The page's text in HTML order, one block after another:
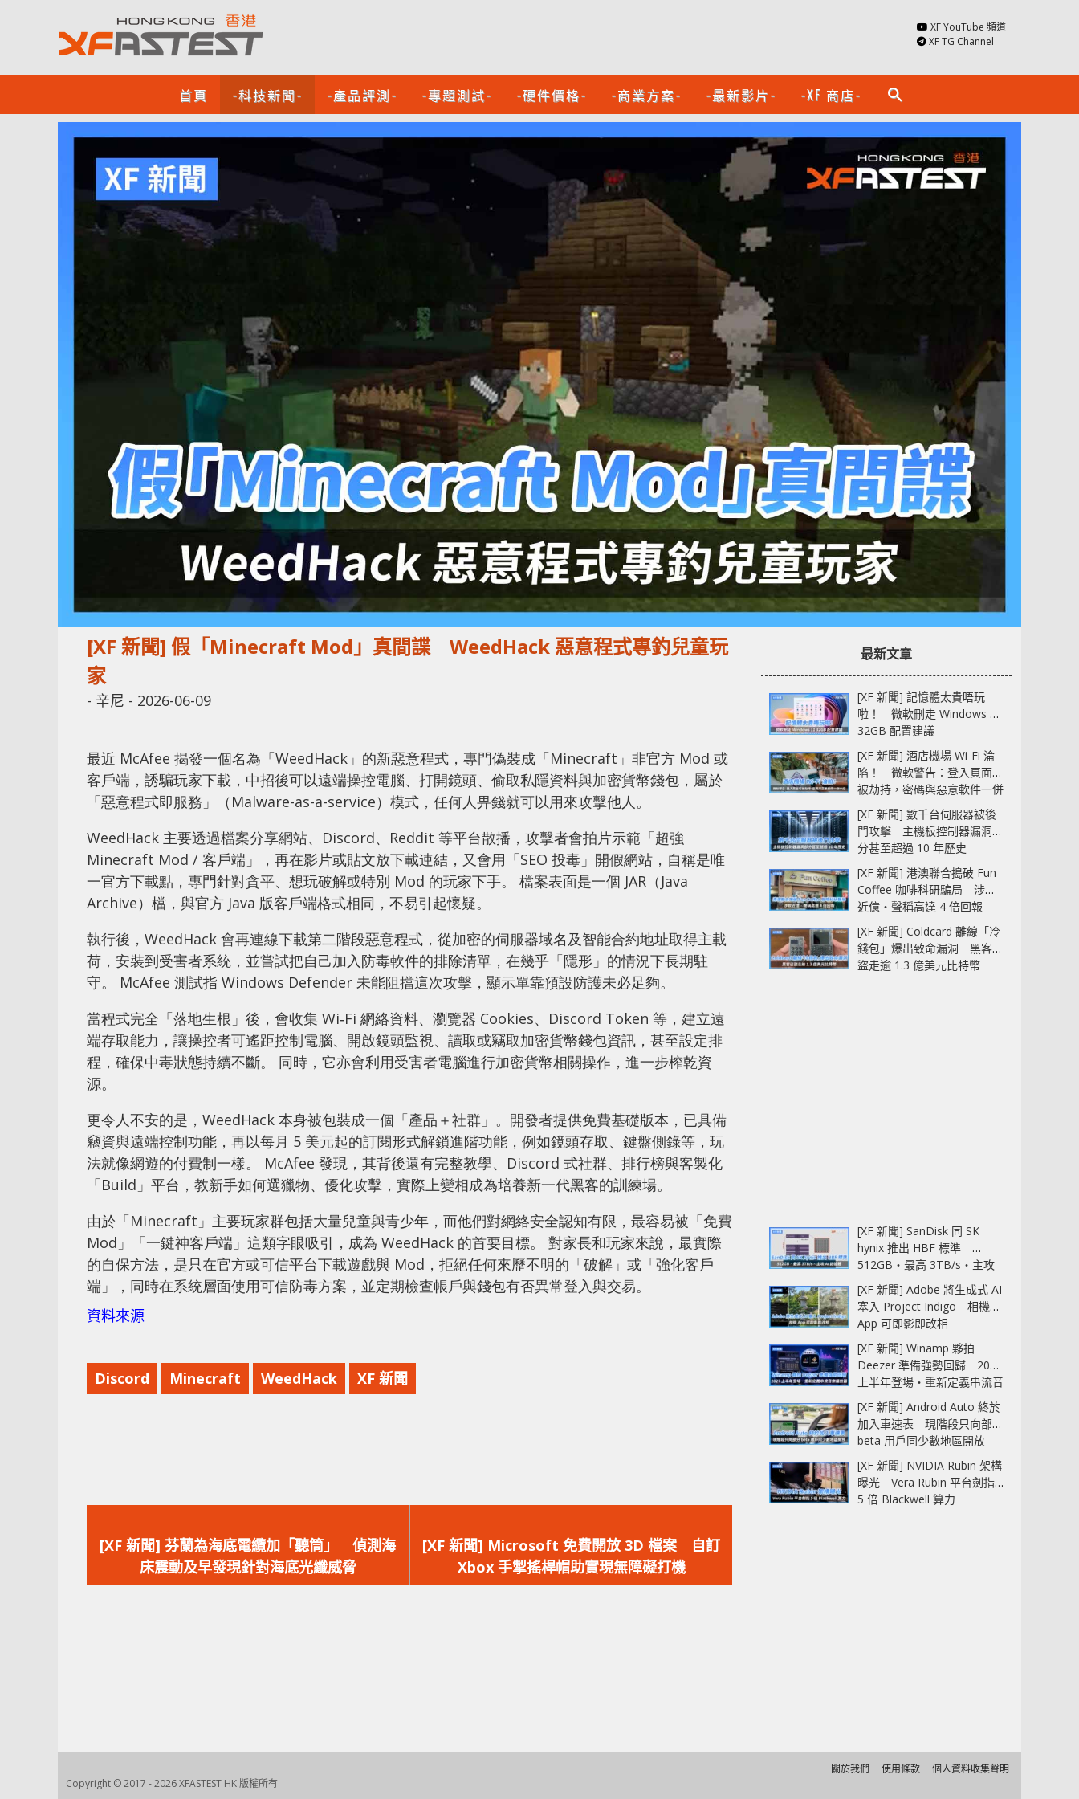
XF YouTube 頻道
XF TG Channel
首頁 -科技新聞- -產品評測- -專題測試- -硬件價格- -商業方案- -最新影片- -XF 商店- search
[XF 新聞] 假「Minecraft Mod」真間諜 WeedHack 惡意程式專釣兒童玩
家
- 辛尼 - 2026-06-09
最近 McAfee 揭發一個名為「WeedHack」的新惡意程式，專門偽裝成「Minecraft」非官方 Mod 或
客戶端，誘騙玩家下載，中招後可以遠端操控電腦、打開鏡頭、偷取私隱資料與加密貨幣錢包，屬於
「惡意程式即服務」（Malware-as-a-service）模式，任何人畀錢就可以用來攻擊他人。
WeedHack 主要透過檔案分享網站、Discord、Reddit 等平台散播，攻擊者會拍片示範「超強
Minecraft Mod / 客戶端」，再在影片或貼文放下載連結，又會用「SEO 投毒」開假網站，自稱是唯
一官方下載點，專門針對貪平、想玩破解或特別 Mod 的玩家下手。 檔案表面是一個 JAR（Java
Archive）檔，與官方 Java 版客戶端格式相同，不易引起懷疑。
執行後，WeedHack 會再連線下載第二階段惡意程式，從加密的伺服器域名及智能合約地址取得主載
荷，安裝到受害者系統，並嘗試把自己加入防毒軟件的排除清單，在幾乎「隱形」的情況下長期駐
守。 McAfee 測試指 Windows Defender 未能阻擋這次攻擊，顯示單靠預設防護未必足夠。
當程式完全「落地生根」後，會收集 Wi‑Fi 網絡資料、瀏覽器 Cookies、Discord Token 等，建立遠
端存取能力，讓操控者可遙距控制電腦、開啟鏡頭監視、讀取或竊取加密貨幣錢包資訊，甚至設定排
程，確保中毒狀態持續不斷。 同時，它亦會利用受害者電腦進行加密貨幣相關操作，進一步榨乾資
源。
更令人不安的是，WeedHack 本身被包裝成一個「產品＋社群」。開發者提供免費基礎版本，已具備
竊資與遠端控制功能，再以每月 5 美元起的訂閱形式解鎖進階功能，例如鏡頭存取、鍵盤側錄等，玩
法就像網遊的付費制一樣。 McAfee 發現，其背後還有完整教學、Discord 式社群、排行榜與客製化
「Build」平台，教新手如何選獵物、優化攻擊，實際上變相成為培養新一代黑客的訓練場。
由於「Minecraft」主要玩家群包括大量兒童與青少年，而他們對網絡安全認知有限，最容易被「免費
Mod」「一鍵神客戶端」這類字眼吸引，成為 WeedHack 的首要目標。 對家長和玩家來說，最實際
的自保方法，是只在官方或可信平台下載遊戲與 Mod，拒絕任何來歷不明的「破解」或「強化客戶
端」，同時在系統層面使用可信防毒方案，並定期檢查帳戶與錢包有否異常登入與交易。
資料來源
Discord Minecraft WeedHack XF 新聞
一
篇
文
[XF 新聞] 芬蘭為海底電纜加「聽筒」 偵測海
床震動及早發現針對海底光纖威脅
一
篇
文
[XF 新聞] Microsoft 免費開放 3D 檔案 自訂
Xbox 手掣搖桿帽助實現無障礙打機
最新文章
[XF 新聞] 記憶體太貴唔玩
啦！ 微軟刪走 Windows 11
32GB 配置建議
[XF 新聞] 酒店機場 Wi-Fi 淪
陷！ 微軟警告：登入頁面可
被劫持，密碼與惡意軟件一併
中招
[XF 新聞] 數千台伺服器被後
門攻擊 主機板控制器漏洞部
分甚至超過 10 年歷史
[XF 新聞] 港澳聯合搗破 Fun
Coffee 咖啡科研騙局 涉款
近億‧聲稱高達 4 倍回報
[XF 新聞] Coldcard 離線「冷
錢包」爆出致命漏洞 黑客已
盜走逾 1.3 億美元比特幣
[XF 新聞] SanDisk 同 SK
hynix 推出 HBF 標準
512GB‧最高 3TB/s‧主攻
AI 記憶體
[XF 新聞] Adobe 將生成式 AI
塞入 Project Indigo 相機
App 可即影即改相
[XF 新聞] Winamp 夥拍
Deezer 準備強勢回歸 2027
上半年登場‧重新定義串流音
樂播放器
[XF 新聞] Android Auto 終於
加入車速表 現階段只向部分
beta 用戶同少數地區開放
[XF 新聞] NVIDIA Rubin 架構
曝光 Vera Rubin 平台劍指
5 倍 Blackwell 算力
Copyright © 2017 - 2026 XFASTEST HK 版權所有
關於我們 使用條款 個人資料收集聲明